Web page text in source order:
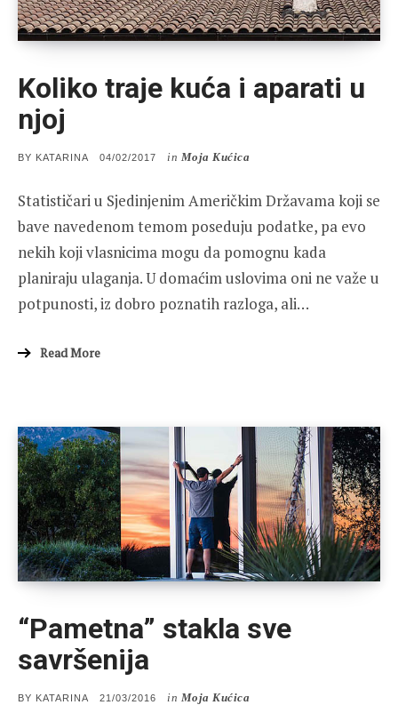
Koliko traje kuća i aparati u
njoj
BY KATARINA
POSTED
04/02/2017 in Moja Kućica
Statističari u Sjedinjenim Američkim Državama koji se
bave navedenom temom poseduju podatke, pa evo
nekih koji vlasnicima mogu da pomognu kada
planiraju ulaganja. U domaćim uslovima oni ne važe u
potpunosti, iz dobro poznatih razloga, ali…
Read More
“Pametna” stakla sve
savršenija
BY KATARINA
POSTED
21/03/2016 in Moja Kućica